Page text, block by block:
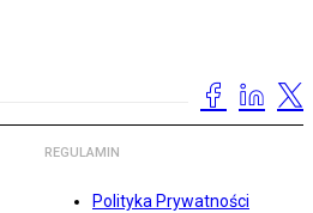
REGULAMIN
Polityka Prywatności